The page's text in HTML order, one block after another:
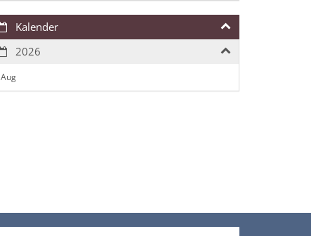
Kalender
2026
Aug